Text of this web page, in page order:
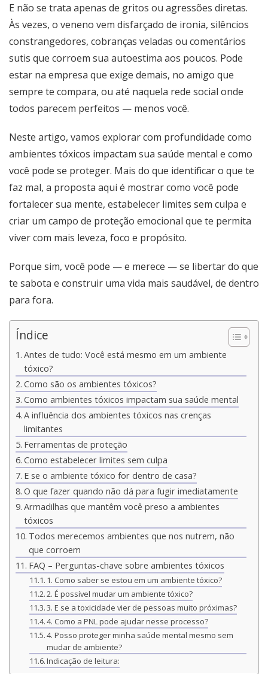
E não se trata apenas de gritos ou agressões diretas.
Às vezes, o veneno vem disfarçado de ironia, silêncios
constrangedores, cobranças veladas ou comentários
sutis que corroem sua autoestima aos poucos. Pode
estar na empresa que exige demais, no amigo que
sempre te compara, ou até naquela rede social onde
todos parecem perfeitos — menos você.
Neste artigo, vamos explorar com profundidade como
ambientes tóxicos impactam sua saúde mental e como
você pode se proteger. Mais do que identificar o que te
faz mal, a proposta aqui é mostrar como você pode
fortalecer sua mente, estabelecer limites sem culpa e
criar um campo de proteção emocional que te permita
viver com mais leveza, foco e propósito.
Porque sim, você pode — e merece — se libertar do que
te sabota e construir uma vida mais saudável, de dentro
para fora.
Índice
Antes de tudo: Você está mesmo em um ambiente
tóxico?
Como são os ambientes tóxicos?
Como ambientes tóxicos impactam sua saúde mental
A influência dos ambientes tóxicos nas crenças
limitantes
Ferramentas de proteção
Como estabelecer limites sem culpa
E se o ambiente tóxico for dentro de casa?
O que fazer quando não dá para fugir imediatamente
Armadilhas que mantêm você preso a ambientes
tóxicos
Todos merecemos ambientes que nos nutrem, não
que corroem
FAQ – Perguntas-chave sobre ambientes tóxicos
1. Como saber se estou em um ambiente tóxico?
2. É possível mudar um ambiente tóxico?
3. E se a toxicidade vier de pessoas muito próximas?
4. Como a PNL pode ajudar nesse processo?
4. Posso proteger minha saúde mental mesmo sem
mudar de ambiente?
Indicação de leitura: